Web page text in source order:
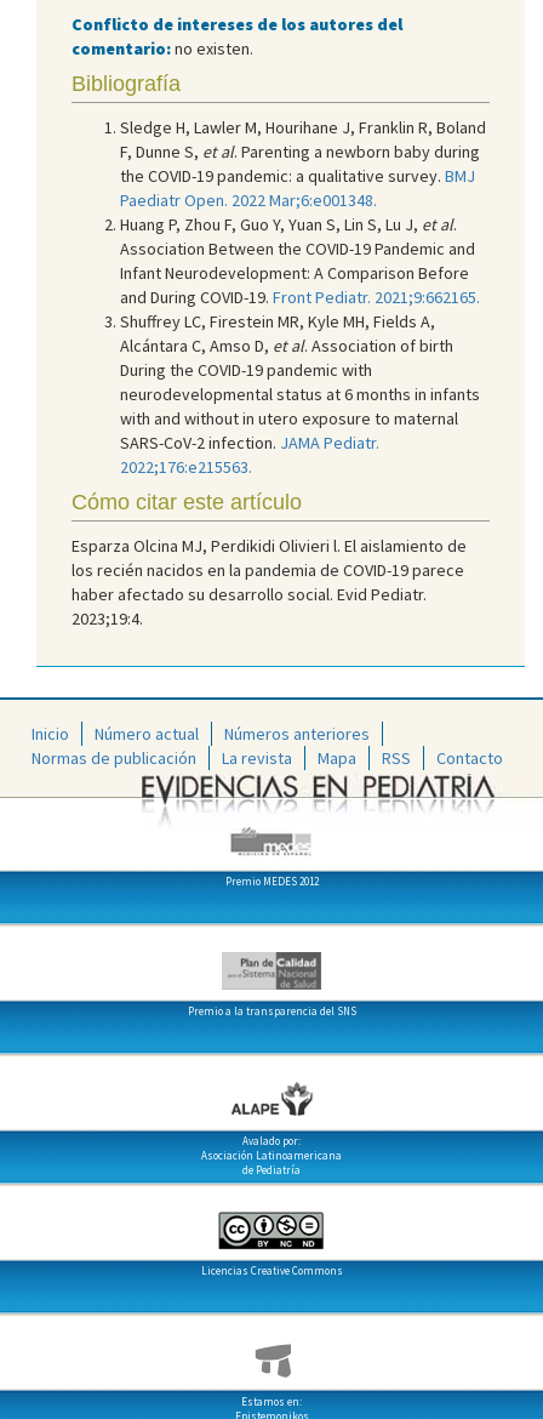
Conflicto de intereses de los autores del
comentario:no existen.
Bibliografía
Sledge H, Lawler M, Hourihane J, Franklin R, Boland
F, Dunne S, et al. Parenting a newborn baby during
the COVID-19 pandemic: a qualitative survey. BMJ
Paediatr Open. 2022 Mar;6:e001348.
Huang P, Zhou F, Guo Y, Yuan S, Lin S, Lu J, et al.
Association Between the COVID-19 Pandemic and
Infant Neurodevelopment: A Comparison Before
and During COVID-19. Front Pediatr. 2021;9:662165.
Shuffrey LC, Firestein MR, Kyle MH, Fields A,
Alcántara C, Amso D, et al. Association of birth
During the COVID-19 pandemic with
neurodevelopmental status at 6 months in infants
with and without in utero exposure to maternal
SARS-CoV-2 infection. JAMA Pediatr.
2022;176:e215563.
Cómo citar este artículo
Esparza Olcina MJ, Perdikidi Olivieri l. El aislamiento de
los recién nacidos en la pandemia de COVID-19 parece
haber afectado su desarrollo social. Evid Pediatr.
2023;19:4.
Inicio Número actual
Números anteriores
Normas de publicación
La revista Mapa RSS Contacto
Premio MEDES 2012
Premio a la transparencia del SNS
Avalado por:
Asociación Latinoamericana
de Pediatría
Licencias Creative Commons
Estamos en:
Epistemonikos